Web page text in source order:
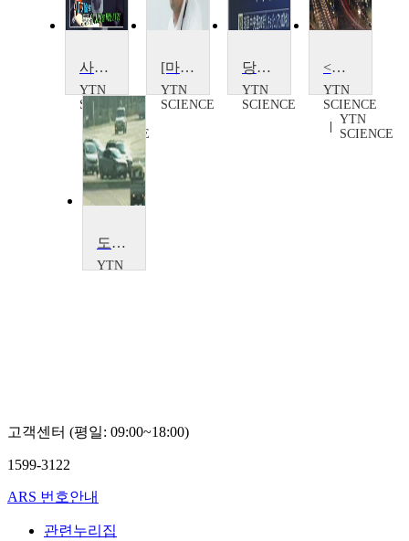
사고 막는 IT 기술, 도로교통
YTN
SCIENCE
YTN
SCIENCE
[마이웨이] 도로위의 숨은 주역, 김진우 연구원
YTN
SCIENCE
당신의 도로명 주소를 아십니까?
YTN
SCIENCE
<다큐S+>도로 위 스트레스, 교통체증
YTN
SCIENCE
YTN
SCIENCE
도시인의 스트레스, 도로 교통 소음
YTN
고객센터 (평일: 09:00~18:00)
1599-3122
ARS 번호안내
관련누리집